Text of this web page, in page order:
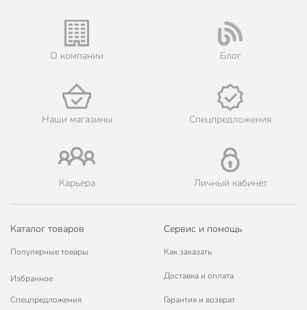
О компании Блог
Наши магазины Спецпредложения
Карьера Личный кабинет
Каталог товаров
Популярные товары
Избранное
Спецпредложения
Сервис и помощь
Как заказать
Доставка и оплата
Гарантия и возврат